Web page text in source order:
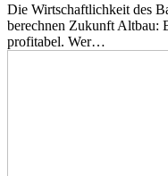
Die Wirtschaftlichkeit des
berechnen Zukunft Altbau:
profitabel. Wer…